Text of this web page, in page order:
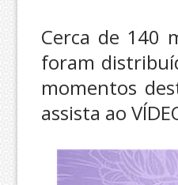
Cerca de 140
foram
momentos
assista ao